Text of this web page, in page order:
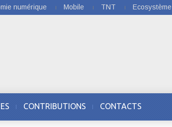
numérique Mobile TNT Ecosystème
CONTRIBUTIONS CONTACTS